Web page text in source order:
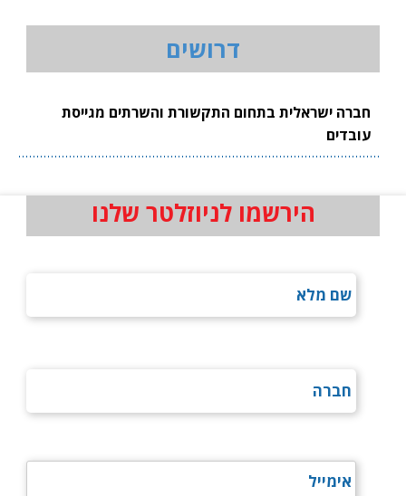
דרושים
חברה ישראלית בתחום התקשורת והשרתים מגייסת
עובדים
הירשמו לניוזלטר שלנו